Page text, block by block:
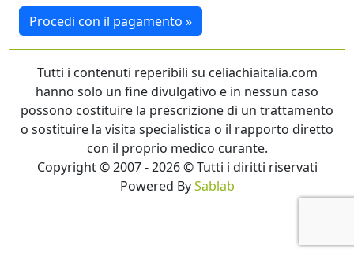
Procedi con il pagamento »
Tutti i contenuti reperibili su celiachiaitalia.com
hanno solo un fine divulgativo e in nessun caso
possono costituire la prescrizione di un trattamento
o sostituire la visita specialistica o il rapporto diretto
con il proprio medico curante.
Copyright © 2007 - 2026 © Tutti i diritti riservati
Powered BySablab